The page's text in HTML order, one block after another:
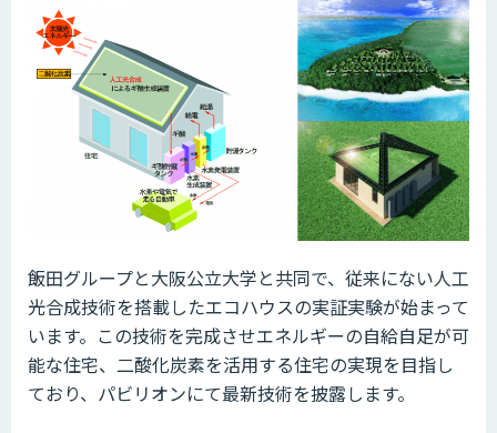
飯田グループと大阪公立大学と共同で、従来にない人工
光合成技術を搭載したエコハウスの実証実験が始まって
います。この技術を完成させエネルギーの自給自足が可
能な住宅、二酸化炭素を活用する住宅の実現を目指し
ており、パビリオンにて最新技術を披露します。